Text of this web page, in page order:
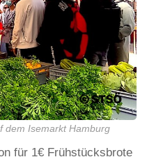
dem Isemarkt Hamburg
für 1€ Frühstücksbrote